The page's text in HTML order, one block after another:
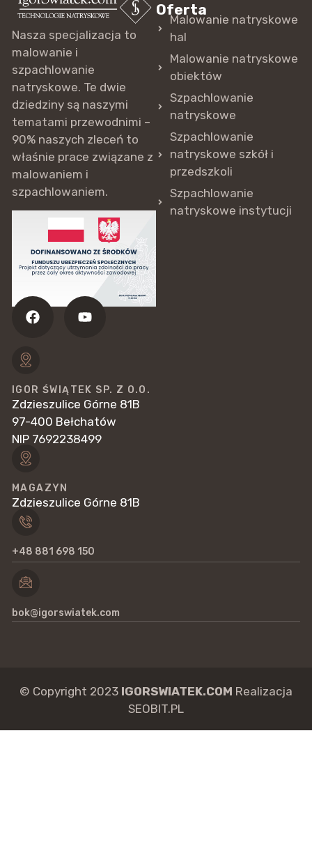
Nasza specjalizacja to
malowanie i
szpachlowanie
natryskowe. Te dwie
dziedziny są naszymi
tematami przewodnimi –
90% naszych zleceń to
właśnie prace związane z
malowaniem i
szpachlowaniem.
Oferta
Malowanie natryskowe
hal
Malowanie natryskowe
obiektów
Szpachlowanie
natryskowe
Szpachlowanie
natryskowe szkół i
przedszkoli
Szpachlowanie
natryskowe instytucji
IGOR ŚWIĄTEK SP. Z O.O.
Zdzieszulice Górne 81B
97-400 Bełchatów
NIP 7692238499
MAGAZYN
Zdzieszulice Górne 81B
+48 881 698 150
bok@igorswiatek.com
© Copyright 2023 IGORSWIATEK.COM Realizacja
SEOBIT.PL